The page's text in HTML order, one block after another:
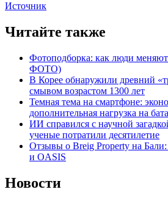
Источник
Читайте также
Фотоподборка: как люди
ФОТО)
В Корее обнаружили древний
смывом возрастом 1300 лет
Темная тема на смартфоне:
дополнительная нагрузка на
ИИ справился с научной
ученые потратили десятилетие
Отзывы о Breig Property на
и OASIS
Новости